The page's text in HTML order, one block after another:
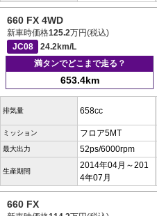
660 FX 4WD
新車時価格125.2万円(税込)
JC08
24.2km/L
満タンでどこまで走る？
653.4km
排気量 658cc
ミッション フロア5MT
最大出力 52ps/6000rpm
生産期間
2014年04月～201
4年07月
660 FX